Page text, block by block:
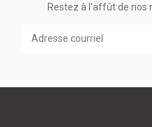
Restez à l'affût de nos